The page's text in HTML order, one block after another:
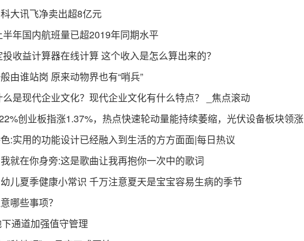
大讯飞净卖出超8亿元
年国内航班量已超2019年同期水平
收益计算器在线计算 这个收入是怎么算出来的？
由谁站岗 原来动物界也有“哨兵”
是现代企业文化？现代企业文化有什么特点？ _焦点滚动
创业板指涨1.37%，热点快速轮动量能持续萎缩，光伏设备板块领涨
:实用的功能设计已经融入到生活的方方面面|每日热议
就在你身旁:这是歌曲让我再抱你一次中的歌词
幼儿夏季健康小常识 千万注意夏天是宝宝容易生病的季节
哪些事项？
通道加强值守管理